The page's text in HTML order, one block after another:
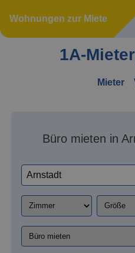
Wohnungen zur Miete
1A-
Mieter
Büro mieten in